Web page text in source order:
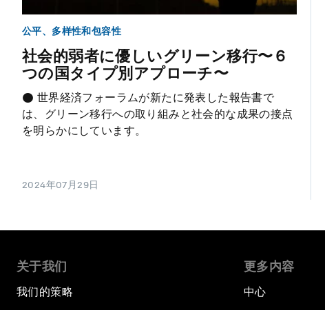
公平、多样性和包容性
社会的弱者に優しいグリーン移行〜６
つの国タイプ別アプローチ〜
● 世界経済フォーラムが新たに発表した報告書で
は、グリーン移行への取り組みと社会的な成果の接点
を明らかにしています。
2024年07月29日
关于我们
我们的策略
更多内容
中心